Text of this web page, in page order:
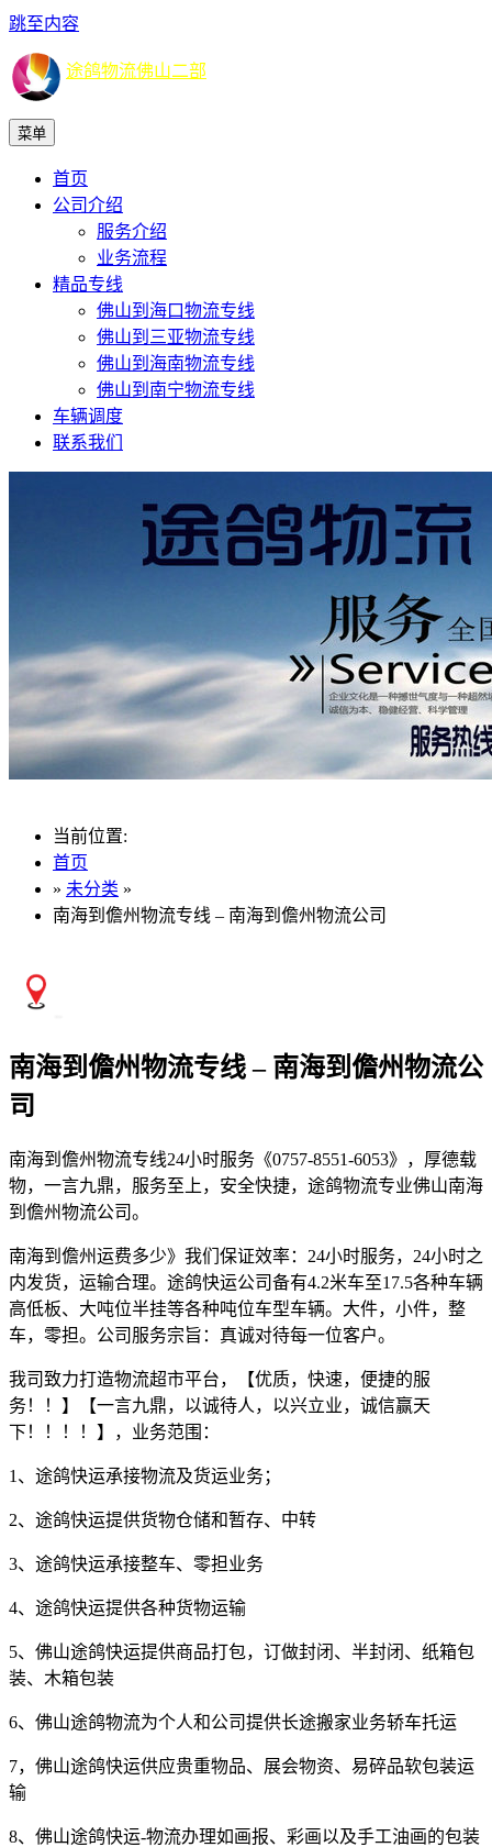
跳至内容
途鸽物流佛山二部
菜单
首页
公司介绍
服务介绍
业务流程
精品专线
佛山到海口物流专线
佛山到三亚物流专线
佛山到海南物流专线
佛山到南宁物流专线
车辆调度
联系我们
当前位置:
首页
» 未分类 »
南海到儋州物流专线 – 南海到儋州物流公司
南海到儋州物流专线 – 南海到儋州物流公
司
南海到儋州物流专线24小时服务《0757-8551-6053》，厚德载
物，一言九鼎，服务至上，安全快捷，途鸽物流专业佛山南海
到儋州物流公司。
南海到儋州运费多少》我们保证效率：24小时服务，24小时之
内发货，运输合理。途鸽快运公司备有4.2米车至17.5各种车辆
高低板、大吨位半挂等各种吨位车型车辆。大件，小件，整
车，零担。公司服务宗旨：真诚对待每一位客户。
我司致力打造物流超市平台，【优质，快速，便捷的服
务！！】【一言九鼎，以诚待人，以兴立业，诚信赢天
下！！！！】，业务范围：
1、途鸽快运承接物流及货运业务；
2、途鸽快运提供货物仓储和暂存、中转
3、途鸽快运承接整车、零担业务
4、途鸽快运提供各种货物运输
5、佛山途鸽快运提供商品打包，订做封闭、半封闭、纸箱包
装、木箱包装
6、佛山途鸽物流为个人和公司提供长途搬家业务轿车托运
7，佛山途鸽快运供应贵重物品、展会物资、易碎品软包装运
输
8、佛山途鸽快运-物流办理如画报、彩画以及手工油画的包装